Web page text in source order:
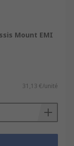
Mount EMI
31,13 €/unité